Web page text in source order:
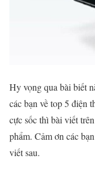
Hy vọng qua bài biết
các bạn về top 5 điện
cực sốc thì bài viết
phẩm. Cảm ơn các
viết sau.